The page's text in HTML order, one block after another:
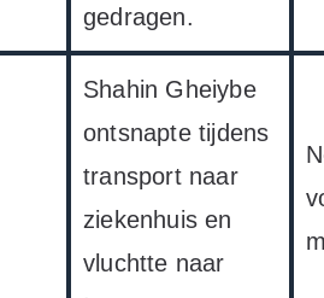
gedragen.
Shahin Gheiybe
ontsnapte tijdens
transport naar
ziekenhuis en
vluchtte naar